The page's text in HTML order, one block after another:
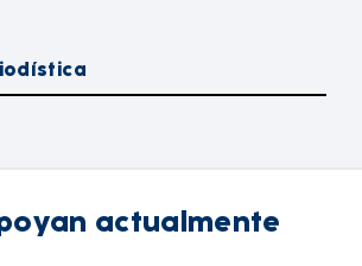
actualmente